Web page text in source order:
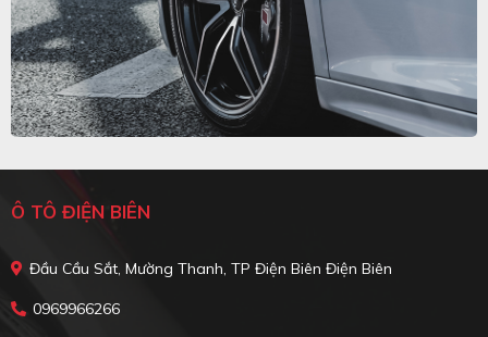
Ô TÔ ĐIỆN BIÊN
Đầu Cầu Sắt, Mường Thanh, TP Điện Biên Điện Biên
0969966266